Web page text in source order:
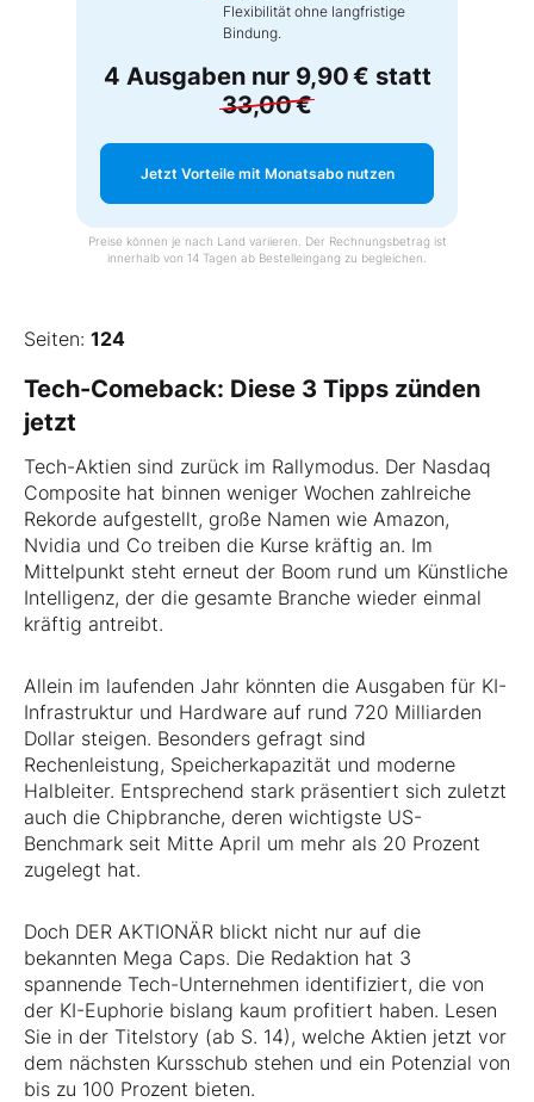
Flexibilität ohne langfristige
Bindung.
4 Ausgaben nur 9,90 € statt
33,00 €
Jetzt Vorteile mit Monatsabo nutzen
Preise können je nach Land variieren. Der Rechnungsbetrag ist
innerhalb von 14 Tagen ab Bestelleingang zu begleichen.
Seiten: 124
Tech-Comeback: Diese 3 Tipps zünden
jetzt
Tech-Aktien sind zurück im Rallymodus. Der Nasdaq
Composite hat binnen weniger Wochen zahlreiche
Rekorde aufgestellt, große Namen wie Amazon,
Nvidia und Co treiben die Kurse kräftig an. Im
Mittelpunkt steht erneut der Boom rund um Künstliche
Intelligenz, der die gesamte Branche wieder einmal
kräftig antreibt.
Allein im laufenden Jahr könnten die Ausgaben für KI-
Infrastruktur und Hardware auf rund 720 Milliarden
Dollar steigen. Besonders gefragt sind
Rechenleistung, Speicherkapazität und moderne
Halbleiter. Entsprechend stark präsentiert sich zuletzt
auch die Chipbranche, deren wichtigste US-
Benchmark seit Mitte April um mehr als 20 Prozent
zugelegt hat.
Doch DER AKTIONÄR blickt nicht nur auf die
bekannten Mega Caps. Die Redaktion hat 3
spannende Tech-Unternehmen identifiziert, die von
der KI-Euphorie bislang kaum profitiert haben. Lesen
Sie in der Titelstory (ab S. 14), welche Aktien jetzt vor
dem nächsten Kursschub stehen und ein Potenzial von
bis zu 100 Prozent bieten.